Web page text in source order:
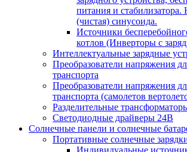
питания и стабилизатора.
(чистая) синусоида.
Источники
котлов (Инверторы с
Интеллектуальные зарядные
Преобразователи напряжения
транспорта
Преобразователи напряжения
транспорта (самолетов
Разделительные
Светодиодные драйверы 24В
Солнечные панели и солнечные
Портативные солнечные
Индивидуальные